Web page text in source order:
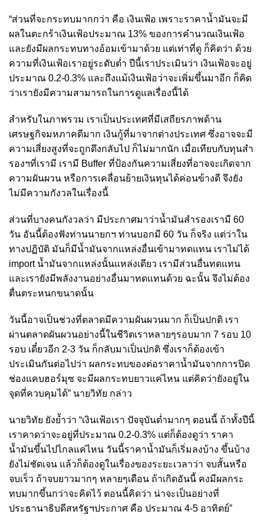
“ส่วนที่จะกระทบมากกว่า คือ เงินเฟ้อ เพราะราคาน้ำมันจะมี
ผลในตะกร้าเงินเฟ้อประมาณ 13% ของการคำนวณเงินเฟ้อ
และยังมีผลกระทบทางอ้อมเข้ามาด้วย แต่เท่าที่ดู ก็คิดว่า ด้วย
ความที่เงินเฟ้อเราอยู่ระดับต่ำ ปีนี้เราประเมินว่า เงินเฟ้อจะอยู่
ประมาณ 0.2-0.3% และถึงแม้เงินเฟ้อว่าจะเพิ่มขึ้นมาอีก ก็คิด
ว่าเรายังมีความสามารถในการดูแลเรื่องนี้ได้
สำหรับในภาพรวม เราเป็นประเทศที่มีเสถียรภาพด้าน
เศรษฐกิจมหภาคดีมาก เงินกู้ที่มาจากต่างประเทศ ซึ่งอาจจะมี
ความเสี่ยงสูงที่จะถูกดึงกลับไป ก็ไม่มากนัก เมื่อเทียบกับทุนสำ
รองฯที่เรามี เรามี Buffer ที่ป้องกันความเสี่ยงที่อาจจะเกิดจาก
ความผันผวน หรือการเคลื่อนย้ายเงินทุนได้ค่อนข้างดี จึงยัง
ไม่มีความกังวลในเรื่องนี้
ส่วนที่บางคนกังวลว่า มีประกาศมาว่าน้ำมันสำรองเรามี 60
วัน อันนี้ต้องฟังท่านนายกฯ ท่านบอกมี 60 วัน ก็จริง แต่ว่าใน
ทางปฏิบัติ มันก็มีน้ำมันจากแหล่งอื่นเข้ามาทดแทน เราไม่ได้
import น้ำมันจากแหล่งนั้นแหล่งเดียว เรามีส่วนอื่นทดแทน
และเรายังมีพลังงานอย่างอื่นมาทดแทนด้วย ฉะนั้น จึงไม่ต้อง
ตื่นตระหนกขนาดนั้น
วันนี้อาจเป็นช่วงที่ตลาดมีความผันผวนมาก ก็เป็นปกติ เรา
ผ่านตลาดผันผวนอย่างนี้ในชีวิตเราหลายๆรอบมาก 7 รอบ 10
รอบ เดี๋ยวอีก 2-3 วัน ก็กลับมาเป็นปกติ ซึ่งเราก็ต้องเข้า
ประเมินกันต่อไปว่า ผลกระทบของต่อราคาน้ำมันจากการปิด
ช่องแคบฮอร์มุซ จะมีผลกระทบยาวแค่ไหน แต่คิดว่ายังอยู่ใน
จุดที่ควบคุมได้” นายวิทัย กล่าว
นายวิทัย ยังย้ำว่า “เงินเฟ้อเรา ปัจจุบันต่ำมากๆ ตอนนี้ ถ้าทั้งปีนี้
เราคาดว่าจะอยู่ที่ประมาณ 0.2-0.3% แต่ก็ต้องดูว่า ราคา
น้ำมันขึ้นไปไกลแค่ไหน วันนี้ราคาน้ำมันก็เริ่มลงบ้าง ขึ้นบ้าง
ยังไม่ชัดเจน แล้วก็ต้องดูในเรื่องของระยะเวลาว่า จบสั้นหรือ
จบเร็ว ถ้าจบยาวมากๆ หลายๆเดือน ถ้าเกิดอันนี้ คงมีผลกระ
ทบมากขึ้นกว่าจะคิดไว้ ตอนนี้คิดว่า น่าจะเป็นอย่างที่
ประธานาธิบดีสหรัฐฯประกาศ คือ ประมาณ 4-5 อาทิตย์”